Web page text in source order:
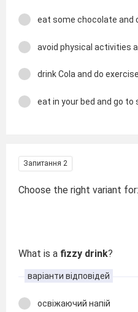
eat some chocolate and
avoid physical activities
drink Cola and do
eat in your bed and go to
Запитання 2
Choose the right variant for:
What is a fizzy drink?
варіанти відповідей
освіжаючий напій